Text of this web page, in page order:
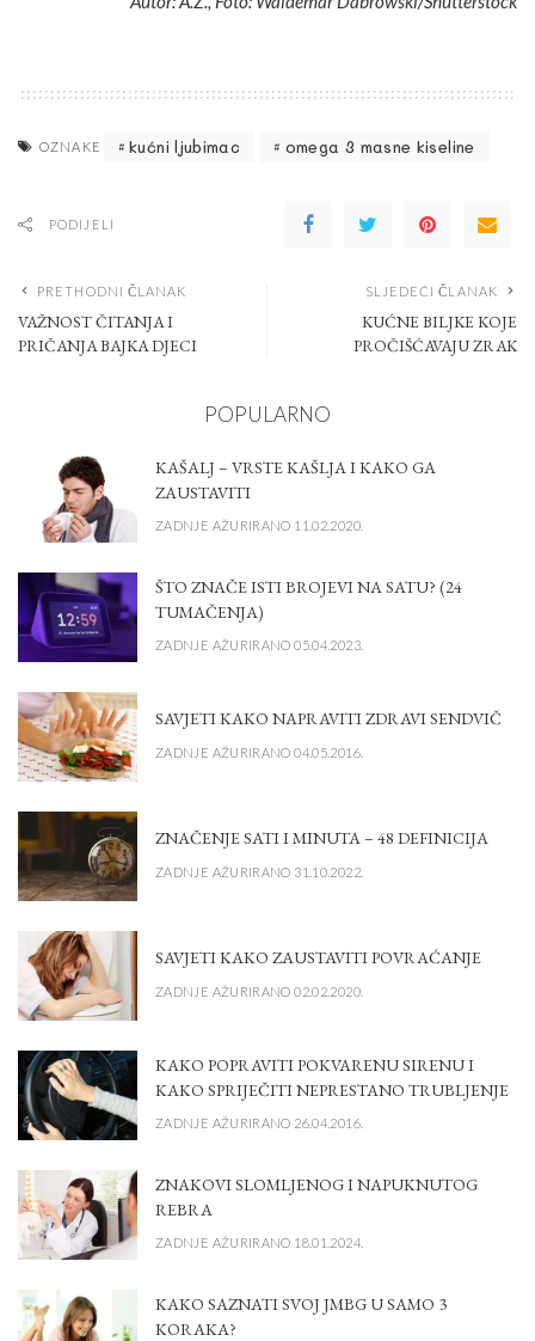
OZNAKE kućni ljubimac omega 3 masne kiseline
PODIJELI
PRETHODNI ČLANAK
VAŽNOST ČITANJA I
PRIČANJA BAJKA DJECI
SLJEDEĆI ČLANAK
KUĆNE BILJKE KOJE
PROČIŠĆAVAJU ZRAK
POPULARNO
KAŠALJ – VRSTE KAŠLJA I KAKO GA
ZAUSTAVITI
ZADNJE AŽURIRANO 11.02.2020.
ŠTO ZNAČE ISTI BROJEVI NA SATU? (24
TUMAČENJA)
ZADNJE AŽURIRANO 05.04.2023.
SAVJETI KAKO NAPRAVITI ZDRAVI SENDVIČ
ZADNJE AŽURIRANO 04.05.2016.
ZNAČENJE SATI I MINUTA – 48 DEFINICIJA
ZADNJE AŽURIRANO 31.10.2022.
SAVJETI KAKO ZAUSTAVITI POVRAĆANJE
ZADNJE AŽURIRANO 02.02.2020.
KAKO POPRAVITI POKVARENU SIRENU I
KAKO SPRIJEČITI NEPRESTANO TRUBLJENJE
ZADNJE AŽURIRANO 26.04.2016.
ZNAKOVI SLOMLJENOG I NAPUKNUTOG
REBRA
ZADNJE AŽURIRANO 18.01.2024.
KAKO SAZNATI SVOJ JMBG U SAMO 3
KORAKA?